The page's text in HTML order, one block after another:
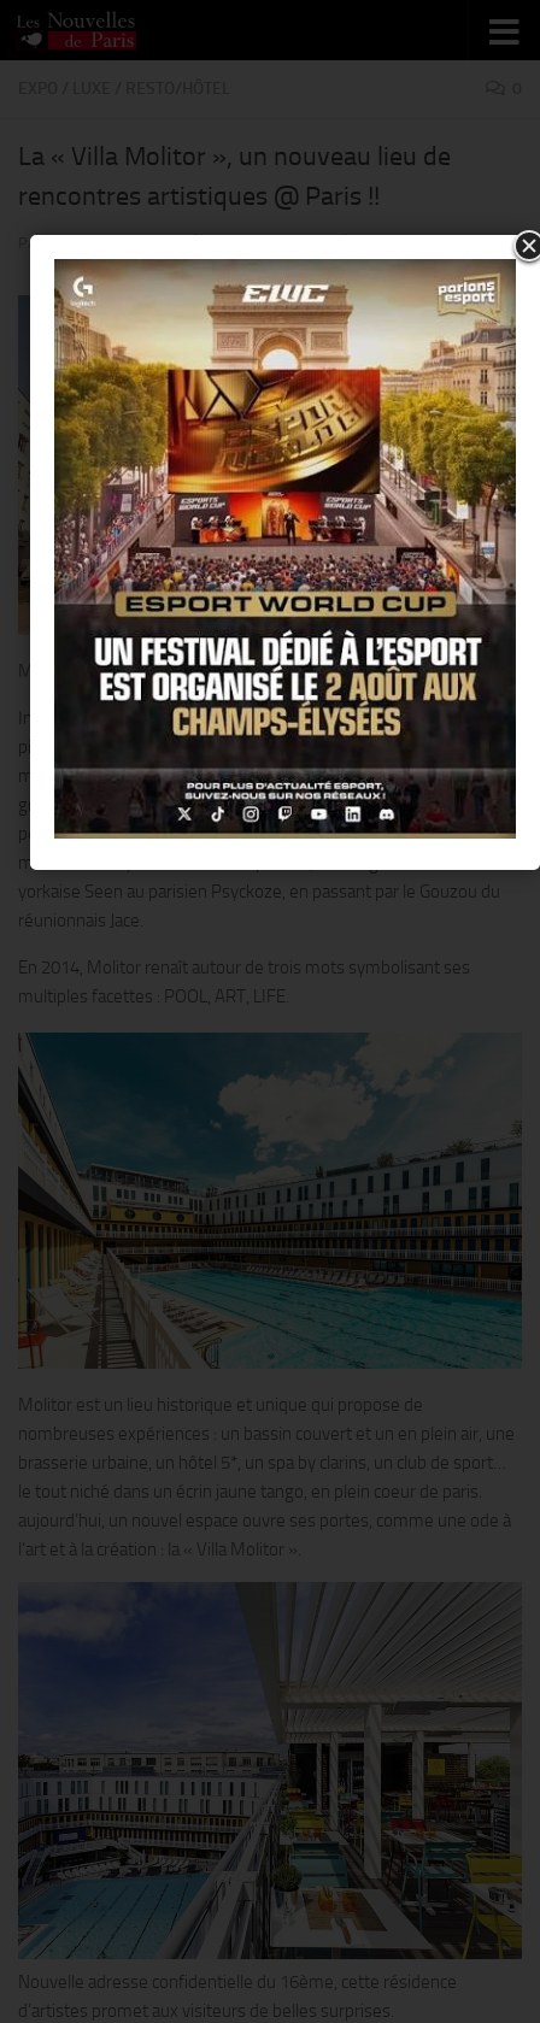
Skip to content
La « Villa Molitor », un nouveau lieu de
rencontres artistiques @ Paris !!
PAR
MOLITOR, TERRITOIRE D’ART DEPUIS 1989.
Inauguré en 1929, Molitor s’impose pendant 60 ans comme la
piscine la plus courue de Paris. Fermé en 1989 et classé aux
monuments historiques, le bâtiment est alors investi par les
graffeurs qui en font un immense terrain d’expression et, peu à
peu, le temple de l’underground parisien. Les street artistes du
monde entier y laissent leur empreinte, de la légende new-
yorkaise Seen au parisien Psyckoze, en passant par le Gouzou du
réunionnais Jace.
En 2014, Molitor renaît autour de trois mots symbolisant ses
multiples facettes : POOL, ART, LIFE.
Molitor est un lieu historique et unique qui propose de
nombreuses expériences : un bassin couvert et un en plein air, une
brasserie urbaine, un hôtel 5*, un spa by clarins, un club de sport…
le tout niché dans un écrin jaune tango, en plein coeur de paris.
aujourd’hui, un nouvel espace ouvre ses portes, comme une ode à
l’art et à la création : la « Villa Molitor ».
Nouvelle adresse confidentielle du 16ème, cette résidence
d’artistes promet aux visiteurs de belles surprises.